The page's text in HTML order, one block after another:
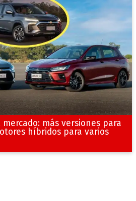
más versiones para
híbridos para varios